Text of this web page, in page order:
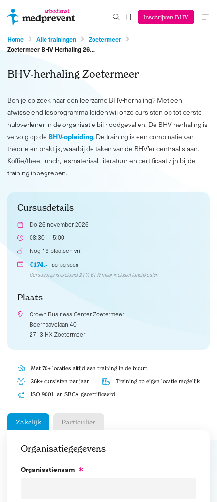
Inschrijven BHV
Home Alle trainingen
Zoetermeer
Zoetermeer BHV Herhaling 26…
BHV-herhaling Zoetermeer
Ben je op zoek naar een leerzame BHV-herhaling? Met een
afwisselend lesprogramma leiden wij onze cursisten op tot eerste
hulpverlener in de organisatie bij noodgevallen. De BHV-herhaling is
vervolg op de BHV-opleiding. De training is een combinatie van
theorie en praktijk, waarbij de taken van de BHV’er centraal staan.
Koffie/thee, lunch, lesmateriaal, literatuur en certificaat zijn bij de
training inbegrepen.
Cursusdetails
Do 26 november 2026
08:30 - 15:00
Nog 16 plaatsen vrij
€174,-
per persoon
Cursusprijs is exclusief 21% BTW maar inclusief lunchkosten.
Plaats
Crown Business Center Zoetermeer
Boerhaavelaan 40
2713 HX Zoetermeer
Met 70+ locaties altijd een training in de buurt
26k+ cursisten per jaar Training op eigen locatie mogelijk
ISO 9001- en SBCA-gecertificeerd
Zakelijk Particulier
Organisatiegegevens
Organisatienaam